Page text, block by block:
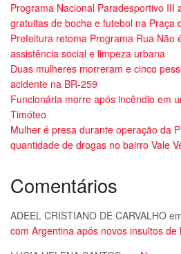
Programa Nacional Paradesportivo III
gratuitas de bocha e futebol na Praça
Prefeitura retoma Programa Rua Não
assistência social e limpeza urbana
Duas mulheres morreram e cinco
acidente na BR-259
Funcionária morre após incêndio em
Timóteo
Mulher é presa durante operação da
quantidade de drogas no bairro Vale
Comentários
ADEEL CRISTIANO DE CARVALHO
com Argentina após novos insultos de